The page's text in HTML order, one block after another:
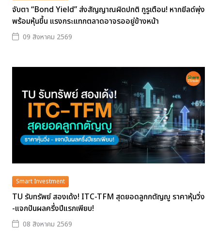
จับตา “Bond Yield” ส่งสัญญาณผิดปกติ กูรูเตือน! หากยีลด์พุ่ง
พร้อมหุ้นขึ้น แรงกระแทกตลาดอาจรออยู่ข้างหน้า
09 สิงหาคม 2569
Smart Investment
TU รับทรัพย์ สองเด้ง! ITC-TFM สุดยอดลูกกตัญญู ราคาหุ้นวิ่ง
-แจกปันผลครึ่งปีแรกเพียบ!
08 สิงหาคม 2569